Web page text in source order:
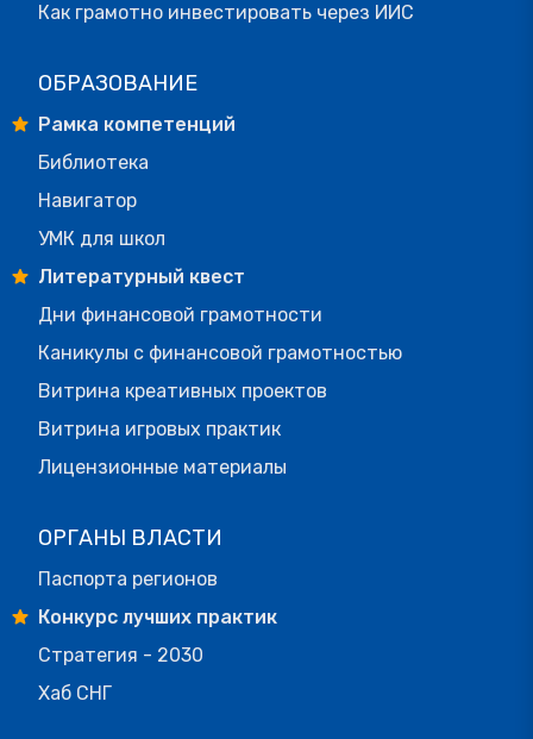
Как грамотно инвестировать через ИИС
ОБРАЗОВАНИЕ
Рамка компетенций
Библиотека
Навигатор
УМК для школ
Литературный квест
Дни финансовой грамотности
Каникулы с финансовой грамотностью
Витрина креативных проектов
Витрина игровых практик
Лицензионные материалы
ОРГАНЫ ВЛАСТИ
Паспорта регионов
Конкурс лучших практик
Стратегия - 2030
Хаб СНГ